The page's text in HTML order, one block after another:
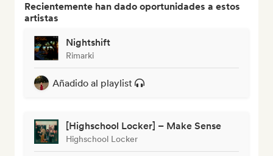
Recientemente han dado oportunidades a estos
artistas
Nightshift
Rimarki
Añadido al playlist
[Highschool Locker] – Make Sense
Highschool Locker